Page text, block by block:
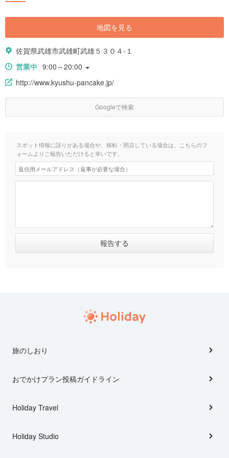
地図を見る
佐賀県武雄市武雄町武雄５３０４-１
営業中 9:00～20:00
http://www.kyushu-pancake.jp/
Googleで検索
スポット情報に誤りがある場合や、移転・閉店している場合は、こちらのフ
ォームよりご報告いただけると幸いです。
旅のしおり
おでかけプラン投稿ガイドライン
Holiday Travel
Holiday Studio